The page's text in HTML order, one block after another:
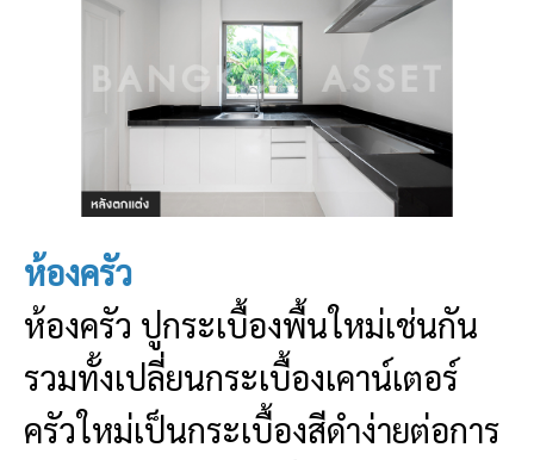
ห้องครัว
ห้องครัว ปูกระเบื้องพื้นใหม่เช่นกัน
รวมทั้งเปลี่ยนกระเบื้องเคาน์เตอร์
ครัวใหม่เป็นกระเบื้องสีดำง่ายต่อการ